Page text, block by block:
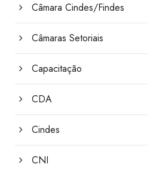
Câmara Cindes/Findes
Câmaras Setoriais
Capacitação
CDA
Cindes
CNI